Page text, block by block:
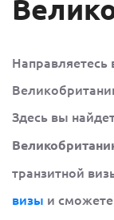
Направляетесь
Здесь вы
транзитной
визы и